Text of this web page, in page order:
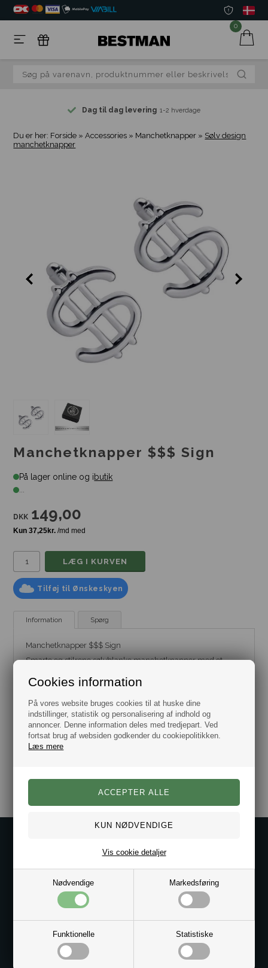
Cookies information
På vores website bruges cookies til at huske dine
indstillinger, statistik og personalisering af indhold og
annoncer. Denne information deles med tredjepart. Ved
fortsat brug af websiden godkender du cookiepolitikken.
Læs mere
Nødvendige Markedsføring
Funktionelle Statistiske
Vis cookie detaljer
0
Dag til dag levering 1-2 hverdage
Du er her: Forside »Accessories » Manchetknapper » Sølv design
manchetknapper
Manchetknapper $$$ Sign
På lager online og ibutik
...
DKK 149,00
Tilføj til Ønskeskyen
Information Spørg
Manchetknapper $$$ Sign
Smarte og stilrene sølvblanke manchetknapper med et
Gratis gaveæske.
Størrelse diameter 20x16mm.
Materiale: Metallegering.
Dag til dag levering.
CVR 33496362 Thol Aps
Sitemap